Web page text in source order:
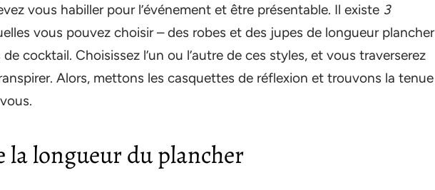
vous habiller pour l’événement et être présentable. Il existe 3
vous pouvez choisir – des robes et des jupes de longueur plancher
cocktail. Choisissez l’un ou l’autre de ces styles, et vous traverserez
Alors, mettons les casquettes de réflexion et trouvons la tenue
la longueur du plancher